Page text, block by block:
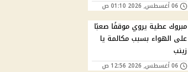
06 أغسطس, 2026 01:10 ص
مبروك عطية يروي موقفًا صعبًا
على الهواء بسبب مكالمة يا
زينب
06 أغسطس, 2026 12:56 ص